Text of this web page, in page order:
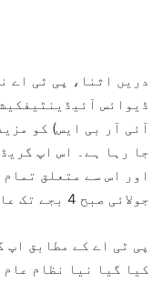
دریں اثنا، پی ٹی اے
ڈیوائس
آئی آر بی ایس) کو
جا رہا ہے۔ اس اپ
جولائی صبح 4 بجے تک عارضی طور پر دستیاب نہیں ہوں گی۔
پی ٹی اے کے مطابق اپ
کیا گیا نیا نظام